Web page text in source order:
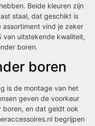
Beide kleuren zijn
staal, dat geschikt is
assortiment vind je zeker
van uitstekende kwaliteit,
boren.
boren
is de montage van het
geven de voorkeur
boren, en dat geldt ook
begrijpen